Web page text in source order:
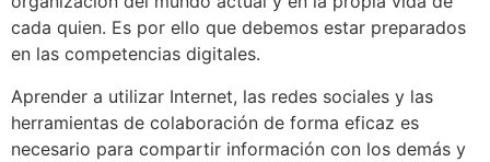
cada quien. Es por ello que debemos estar preparados
en las competencias digitales.
Aprender a utilizar Internet, las redes sociales y las
herramientas de colaboración de forma eficaz es
necesario para compartir información con los demás y